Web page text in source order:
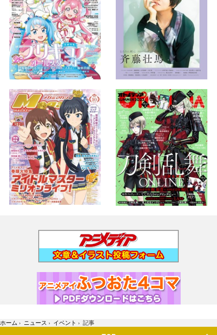
ホーム › ニュース › イベント › 記事